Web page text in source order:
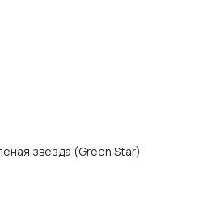
звезда (Green Star)